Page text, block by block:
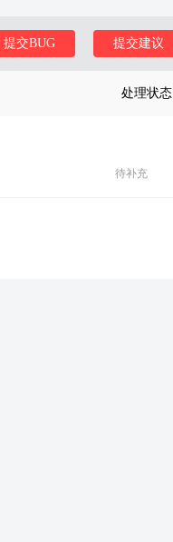
提交建议
提交BUG
处理状态
待补充